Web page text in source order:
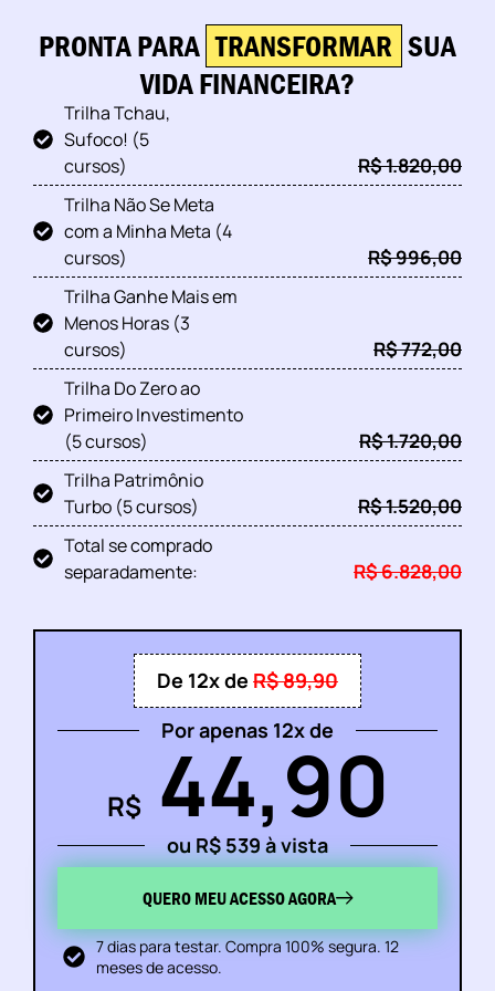
PRONTA PARA TRANSFORMAR SUA
VIDA FINANCEIRA?
Trilha Tchau,
Sufoco! (5
cursos)
R$ 1.820,00
Trilha Não Se Meta
com a Minha Meta (4
cursos)
R$ 996,00
Trilha Ganhe Mais em
Menos Horas (3
cursos)
R$ 772,00
Trilha Do Zero ao
Primeiro Investimento
(5 cursos)
R$ 1.720,00
Trilha Patrimônio
Turbo (5 cursos)
R$ 1.520,00
Total se comprado
separadamente:
R$ 6.828,00
De 12x de R$ 89,90
Por apenas 12x de
R$ 44,90
ou R$ 539 à vista
QUERO MEU ACESSO AGORA
7 dias para testar. Compra 100% segura. 12
meses de acesso.